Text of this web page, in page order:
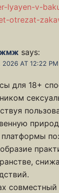
lyayen-v-
otrezat-
says:
2026 AT 12:22 PM
для 18+